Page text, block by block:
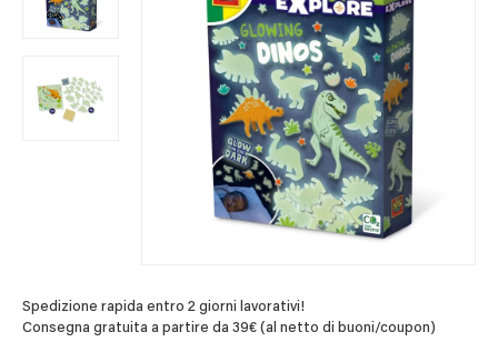
Spedizione rapida entro 2 giorni lavorativi!
Consegna gratuita a partire da 39€ (al netto di buoni/coupon)